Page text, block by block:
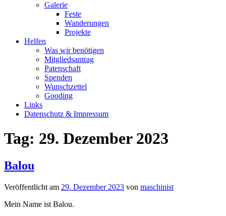
Galerie
Feste
Wanderungen
Projekte
Helfen
Was wir benötigen
Mitgliedsantrag
Patenschaft
Spenden
Wunschzettel
Gooding
Links
Datenschutz & Impressum
Tag: 29. Dezember 2023
Balou
Veröffentlicht am 29. Dezember 2023 von maschinist
Mein Name ist Balou.